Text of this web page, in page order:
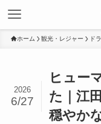
ホーム 観光・レジャー ド
ヒュー
た｜江
穏やか
2026
6/27